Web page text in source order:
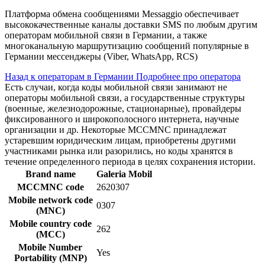
Платформа обмена сообщениями Messaggio обеспечивает
высококачественные каналы доставки SMS по любым другим
операторам мобильной связи в Германии, а также
многоканальную маршрутизацию сообщений популярные в
Германии мессенджеры (Viber, WhatsApp, RCS)
Назад к операторам в Германии Подробнее про оператора
Есть случаи, когда коды мобильной связи занимают не
операторы мобильной связи, а государственные структуры
(военные, железнодорожные, стационарные), провайдеры
фиксированного и широкополосного интернета, научные
организации и др. Некоторые MCCMNC принадлежат
устаревшим юридическим лицам, приобретены другими
участниками рынка или разорились, но коды хранятся в
течение определенного периода в целях сохранения истории.
Brand name
Galeria Mobil
MCCMNC code
2620307
Mobile network code
(MNC)
0307
Mobile country code
(MCC)
262
Mobile Number
Portability (MNP)
Yes